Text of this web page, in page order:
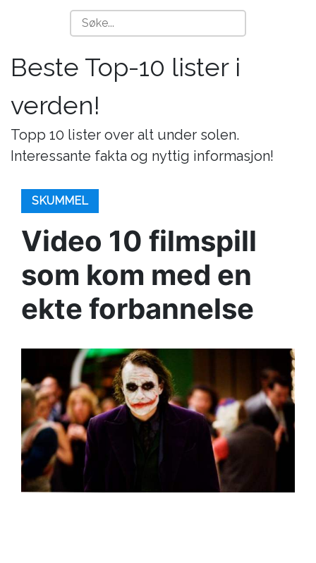
Beste Top-10 lister i
verden!
Topp 10 lister over alt under solen.
Interessante fakta og nyttig informasjon!
SKUMMEL
Video 10 filmspill
som kom med en
ekte forbannelse